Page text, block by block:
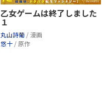
乙女ゲームは終了しました
１
丸山詩葡 / 漫画
悠十 / 原作